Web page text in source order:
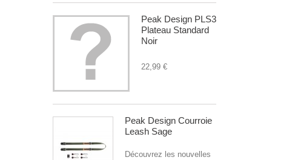
Peak Design PLS3
Plateau Standard
Noir
22,99 €
Peak Design Courroie
Leash Sage
Découvrez les nouvelles